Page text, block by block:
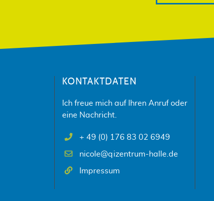
KONTAKTDATEN
Ich freue mich auf Ihren Anruf oder
eine Nachricht.
+ 49 (0) 176 83 02 6949
nicole@qizentrum-halle.de
Impressum